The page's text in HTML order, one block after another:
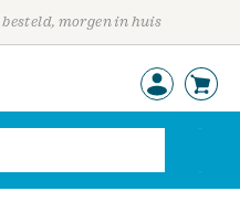
morgen in huis